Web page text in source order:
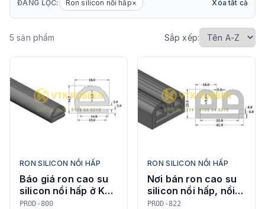
ĐANG LỌC: Ron silicon nồi hấp× Xóa tất cả
5 sản phẩm Sắp xếp:
RON SILICON NỒI HẤP
Báo giá ron cao su
silicon nồi hấp ở Kon
Tum
PROD-800
RON SILICON NỒI HẤP
Nơi bán ron cao su
silicon nồi hấp, nồi
hơi ở TP. Cần Thơ
PROD-822